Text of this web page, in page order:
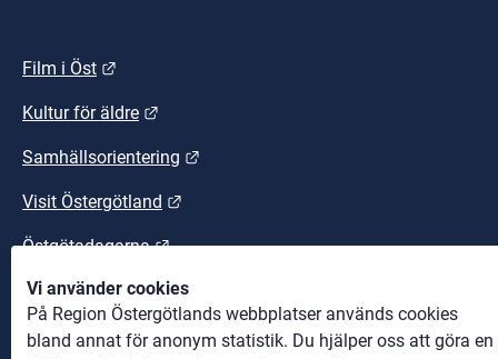
Vi använder cookies
På Region Östergötlands webbplatser används cookies
bland annat för anonym statistik. Du hjälper oss att göra en
Film i Öst
Kultur för äldre
Samhällsorientering
Visit Östergötland
Östgötadagarna Länk till annan webbplats.
Östgötaleden Länk till annan webbplats.